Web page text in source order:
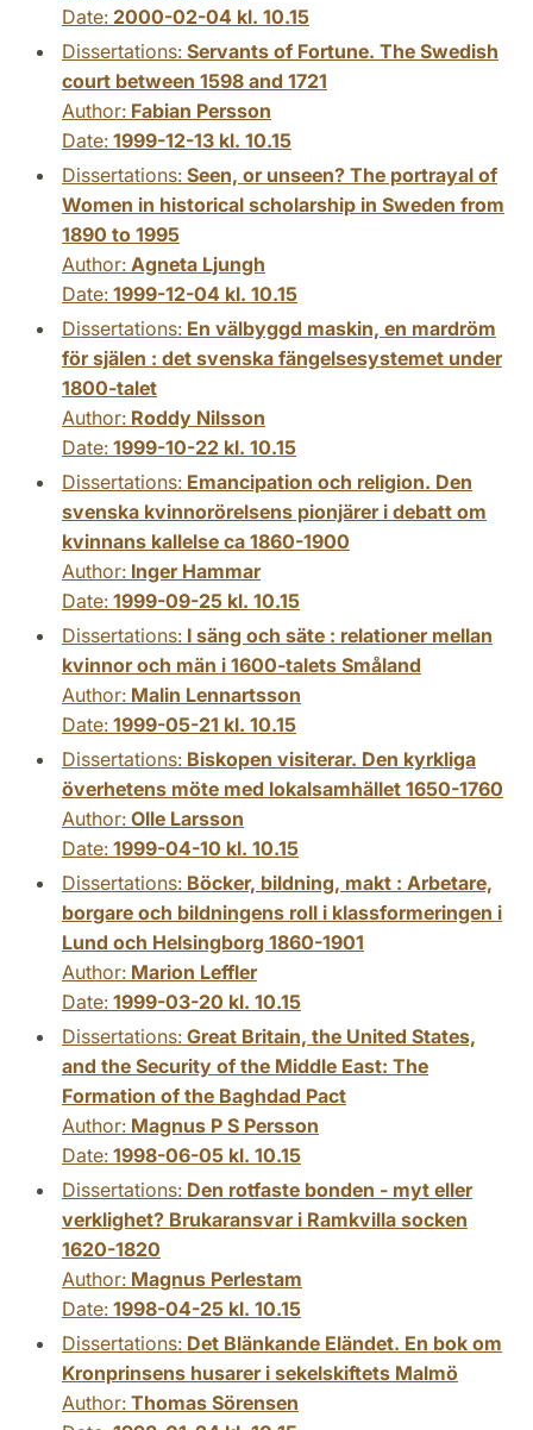
Date: 2000-02-04 kl. 10.15
Dissertations: Servants of Fortune. The Swedish
court between 1598 and 1721
Author: Fabian Persson
Date: 1999-12-13 kl. 10.15
Dissertations: Seen, or unseen? The portrayal of
Women in historical scholarship in Sweden from
1890 to 1995
Author: Agneta Ljungh
Date: 1999-12-04 kl. 10.15
Dissertations: En välbyggd maskin, en mardröm
för själen : det svenska fängelsesystemet under
1800-talet
Author: Roddy Nilsson
Date: 1999-10-22 kl. 10.15
Dissertations: Emancipation och religion. Den
svenska kvinnorörelsens pionjärer i debatt om
kvinnans kallelse ca 1860-1900
Author: Inger Hammar
Date: 1999-09-25 kl. 10.15
Dissertations: I säng och säte : relationer mellan
kvinnor och män i 1600-talets Småland
Author: Malin Lennartsson
Date: 1999-05-21 kl. 10.15
Dissertations: Biskopen visiterar. Den kyrkliga
överhetens möte med lokalsamhället 1650-1760
Author: Olle Larsson
Date: 1999-04-10 kl. 10.15
Dissertations: Böcker, bildning, makt : Arbetare,
borgare och bildningens roll i klassformeringen i
Lund och Helsingborg 1860-1901
Author: Marion Leffler
Date: 1999-03-20 kl. 10.15
Dissertations: Great Britain, the United States,
and the Security of the Middle East: The
Formation of the Baghdad Pact
Author: Magnus P S Persson
Date: 1998-06-05 kl. 10.15
Dissertations: Den rotfaste bonden - myt eller
verklighet? Brukaransvar i Ramkvilla socken
1620-1820
Author: Magnus Perlestam
Date: 1998-04-25 kl. 10.15
Dissertations: Det Blänkande Eländet. En bok om
Kronprinsens husarer i sekelskiftets Malmö
Author: Thomas Sörensen